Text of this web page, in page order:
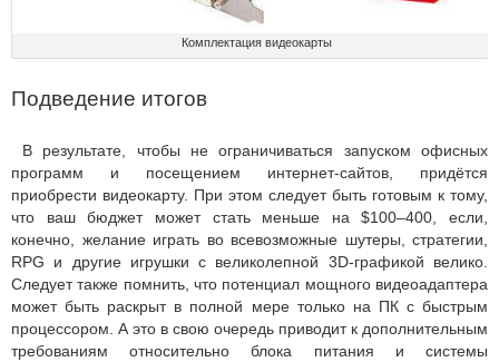
Комплектация видеокарты
Подведение итогов
В результате, чтобы не ограничиваться запуском офисных
программ и посещением интернет-сайтов, придётся
приобрести видеокарту. При этом следует быть готовым к тому,
что ваш бюджет может стать меньше на $100–400, если,
конечно, желание играть во всевозможные шутеры, стратегии,
RPG и другие игрушки с великолепной 3D-графикой велико.
Следует также помнить, что потенциал мощного видеоадаптера
может быть раскрыт в полной мере только на ПК с быстрым
процессором. А это в свою очередь приводит к дополнительным
требованиям относительно блока питания и системы